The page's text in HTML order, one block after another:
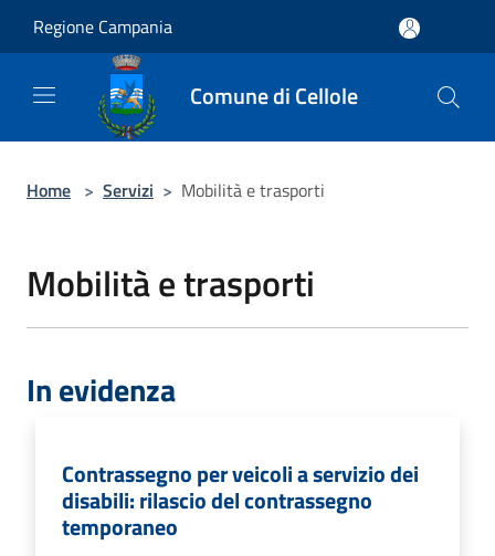
Regione Campania
Comune di Cellole
Home > Servizi > Mobilità e trasporti
Mobilità e trasporti
In evidenza
Contrassegno per veicoli a servizio dei
disabili: rilascio del contrassegno
temporaneo